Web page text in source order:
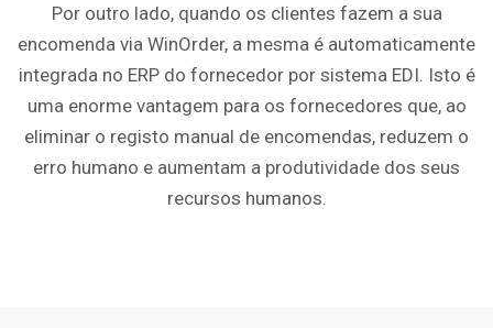
Por outro lado, quando os clientes fazem a sua
encomenda via WinOrder, a mesma é automaticamente
integrada no ERP do fornecedor por sistema EDI. Isto é
uma enorme vantagem para os fornecedores que, ao
eliminar o registo manual de encomendas, reduzem o
erro humano e aumentam a produtividade dos seus
recursos humanos.